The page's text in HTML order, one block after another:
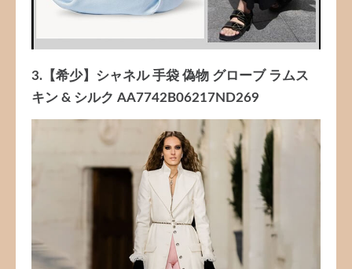
3.【希少】シャネル 手袋 偽物 グローブ ラムス
キン & シルク AA7742B06217ND269